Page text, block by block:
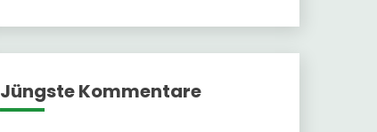
Jüngste Kommentare